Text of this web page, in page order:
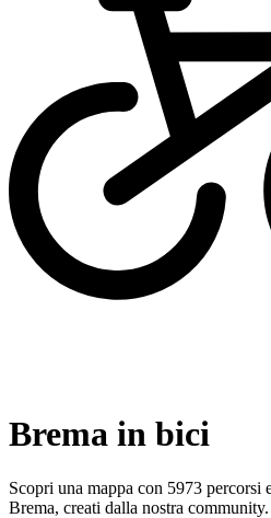
Brema in bici
Scopri una mappa con 5973 percorsi
Brema, creati dalla nostra community.